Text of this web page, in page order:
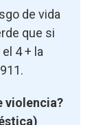
de vida
que si
4 + la
violencia?